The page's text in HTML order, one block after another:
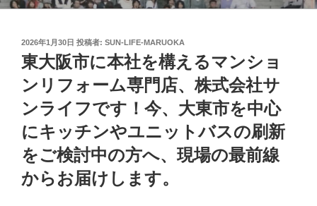
キ
投
稿
日:
2026年1月30日 投稿者: SUN-LIFE-MARUOKA
東大阪市に本社を構えるマンショ
ンリフォーム専門店、株式会社サ
ンライフです！今、大東市を中心
にキッチンやユニットバスの刷新
をご検討中の方へ、現場の最前線
からお届けします。